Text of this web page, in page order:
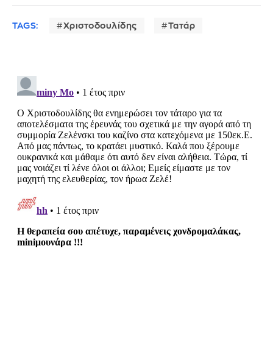
TAGS: Χριστοδουλίδης Τατάρ